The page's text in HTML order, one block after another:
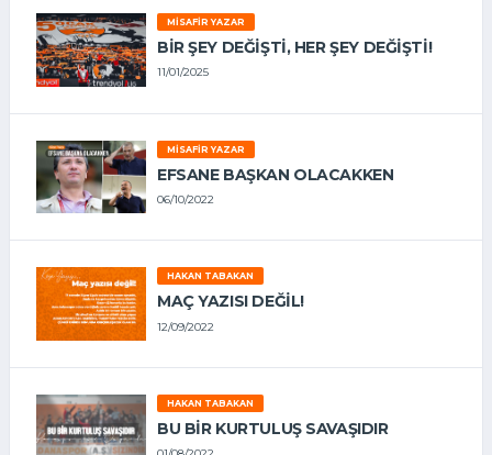
MISAFIR YAZAR
BIR ŞEY DEĞIŞTI, HER ŞEY DEĞIŞTI!
11/01/2025
MISAFIR YAZAR
EFSANE BAŞKAN OLACAKKEN
06/10/2022
HAKAN TABAKAN
MAÇ YAZISI DEĞİL!
12/09/2022
HAKAN TABAKAN
BU BİR KURTULUŞ SAVAŞIDIR